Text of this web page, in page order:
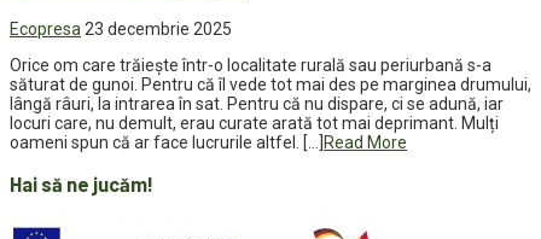
Ecopresa23 decembrie 2025
Orice om care trăiește într-o localitate rurală sau periurbană s-a
săturat de gunoi. Pentru că îl vede tot mai des pe marginea drumului,
lângă râuri, la intrarea în sat. Pentru că nu dispare, ci se adună, iar
locuri care, nu demult, erau curate arată tot mai deprimant. Mulți
oameni spun că ar face lucrurile altfel. […] Read More
Hai să ne jucăm!